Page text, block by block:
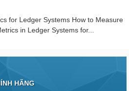
for Ledger Systems How to Measure
in Ledger Systems for...
HÃNG